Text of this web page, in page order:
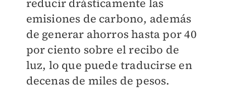
reducir drásticamente las
emisiones de carbono, además
de generar ahorros hasta por 40
por ciento sobre el recibo de
luz, lo que puede traducirse en
decenas de miles de pesos.